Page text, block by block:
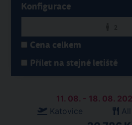
Konfigurace
Cena celkem
Přílet na stejné letiště
11. 08. - 18. 08.
Katovice